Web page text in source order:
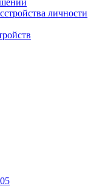
личности